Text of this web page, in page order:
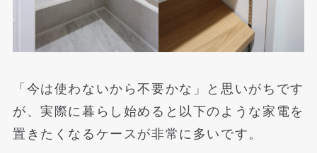
「今は使わないから不要かな」と思いがちです
が、実際に暮らし始めると以下のような家電を
置きたくなるケースが非常に多いです。